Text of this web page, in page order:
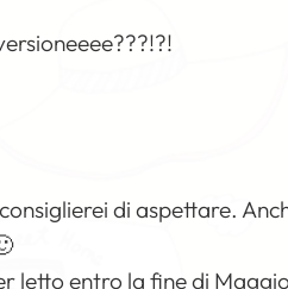
di aspettare.
letto entro la fine di